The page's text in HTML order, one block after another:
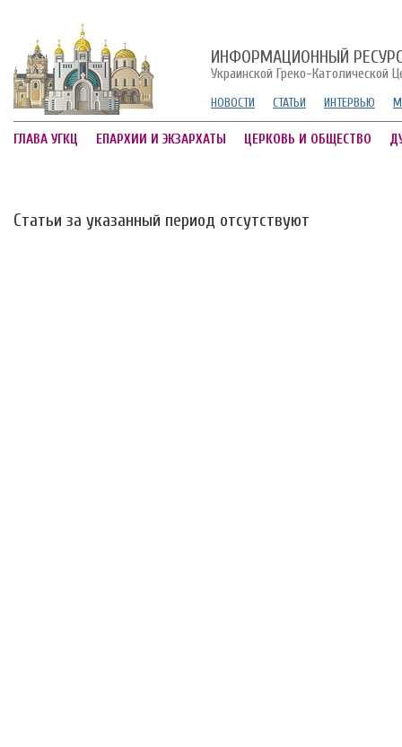
ИНФОРМАЦИОННЫЙ
Украинской Греко-Католической
НОВОСТИ СТАТЬИ ИНТЕРВЬЮ
ГЛАВА УГКЦ ЕПАРХИИ И ЭКЗАРХАТЫ ЦЕРКОВЬ И ОБЩЕСТВО
Статьи за указанный период отсутствуют